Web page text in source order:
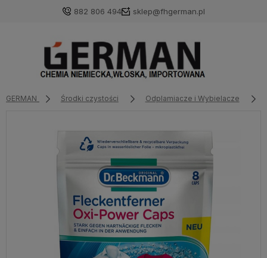
882 806 494 sklep@fhgerman.pl
GERMAN Środki czystości Odplamiacze i Wybielacze